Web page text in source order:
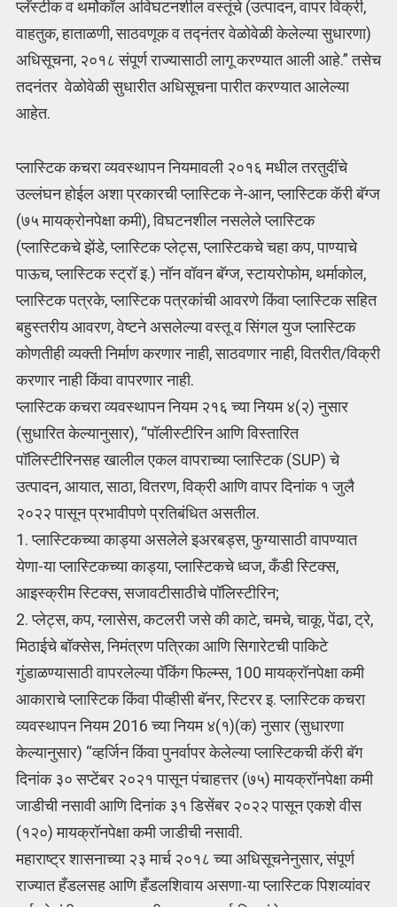
प्लॅस्टीक व थर्मोकॉल अविघटनशील वस्तूंचे (उत्पादन, वापर विक्री,
वाहतुक, हाताळणी, साठवणूक व तद्नंतर वेळोवेळी केलेल्या सुधारणा)
अधिसूचना, २०१८ संपूर्ण राज्यासाठी लागू करण्यात आली आहे.” तसेच
तदनंतर वेळोवेळी सुधारीत अधिसूचना पारीत करण्यात आलेल्या
आहेत.
प्लास्टिक कचरा व्यवस्थापन नियमावली २०१६ मधील तरतुदींचे
उल्लंघन होईल अशा प्रकारची प्लास्टिक ने-आन, प्लास्टिक कॅरी बॅग्ज
(७५ मायक्रोनपेक्षा कमी), विघटनशील नसलेले प्लास्टिक
(प्लास्टिकचे झेंडे, प्लास्टिक प्लेट्स, प्लास्टिकचे चहा कप, पाण्याचे
पाऊच, प्लास्टिक स्ट्रॉ इ.) नॉन वॉवन बॅग्ज, स्टायरोफोम, थर्माकोल,
प्लास्टिक पत्रके, प्लास्टिक पत्रकांची आवरणे किंवा प्लास्टिक सहित
बहुस्तरीय आवरण, वेष्टने असलेल्या वस्तू व सिंगल युज प्लास्टिक
कोणतीही व्यक्ती निर्माण करणार नाही, साठवणार नाही, वितरीत/विक्री
करणार नाही किंवा वापरणार नाही.
प्लास्टिक कचरा व्यवस्थापन नियम २१६ च्या नियम ४(२) नुसार
(सुधारित केल्यानुसार), “पॉलीस्टीरिन आणि विस्तारित
पॉलिस्टीरिनसह खालील एकल वापराच्या प्लास्टिक (SUP) चे
उत्पादन, आयात, साठा, वितरण, विक्री आणि वापर दिनांक १ जुलै
२०२२ पासून प्रभावीपणे प्रतिबंधित असतील.
1. प्लास्टिकच्या काड्या असलेले इअरबड्स, फुग्यासाठी वापण्यात
येणा-या प्लास्टिकच्या काड्या, प्लास्टिकचे ध्वज, कँडी स्टिक्स,
आइस्क्रीम स्टिक्स, सजावटीसाठीचे पॉलिस्टीरिन;
2. प्लेट्स, कप, ग्लासेस, कटलरी जसे की काटे, चमचे, चाकू, पेंढा, ट्रे,
मिठाईचे बॉक्सेस, निमंत्रण पत्रिका आणि सिगारेटची पाकिटे
गुंडाळण्यासाठी वापरलेल्या पॅकिंग फिल्म्स, 100 मायक्रॉनपेक्षा कमी
आकाराचे प्लास्टिक किंवा पीव्हीसी बॅनर, स्टिरर इ. प्लास्टिक कचरा
व्यवस्थापन नियम 2016 च्या नियम ४(१)(क) नुसार (सुधारणा
केल्यानुसार) “व्हर्जिन किंवा पुनर्वापर केलेल्या प्लास्टिकची कॅरी बॅग
दिनांक ३० सप्टेंबर २०२१ पासून पंचाहत्तर (७५) मायक्रॉनपेक्षा कमी
जाडीची नसावी आणि दिनांक ३१ डिसेंबर २०२२ पासून एकशे वीस
(१२०) मायक्रॉनपेक्षा कमी जाडीची नसावी.
महाराष्ट्र शासनाच्या २३ मार्च २०१८ च्या अधिसूचनेनुसार, संपूर्ण
राज्यात हँडलसह आणि हँडलशिवाय असणा-या प्लास्टिक पिशव्यांवर